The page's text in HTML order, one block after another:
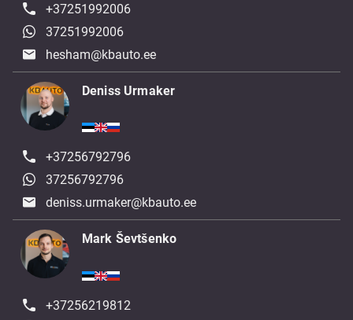
+37251992006
37251992006
hesham@kbauto.ee
Deniss Urmaker
+37256792796
37256792796
deniss.urmaker@kbauto.ee
Mark Ševtšenko
+37256219812